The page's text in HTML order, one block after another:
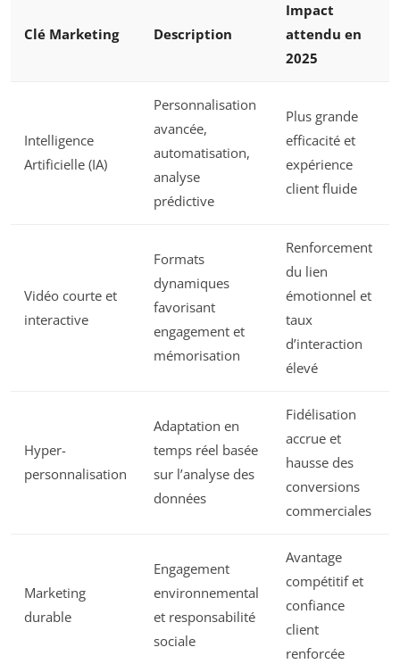
Clé Marketing Description
Impact
attendu en
2025
Intelligence
Artificielle (IA)
Personnalisation
avancée,
automatisation,
analyse
prédictive
Plus grande
efficacité et
expérience
client fluide
Vidéo courte et
interactive
Formats
dynamiques
favorisant
engagement et
mémorisation
Renforcement
du lien
émotionnel et
taux
d’interaction
élevé
Hyper-
personnalisation
Adaptation en
temps réel basée
sur l’analyse des
données
Fidélisation
accrue et
hausse des
conversions
commerciales
Marketing
durable
Engagement
environnemental
et responsabilité
sociale
Avantage
compétitif et
confiance
client
renforcée